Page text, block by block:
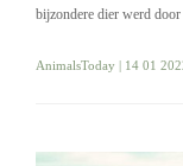
bijzondere dier werd
AnimalsToday | 14 01